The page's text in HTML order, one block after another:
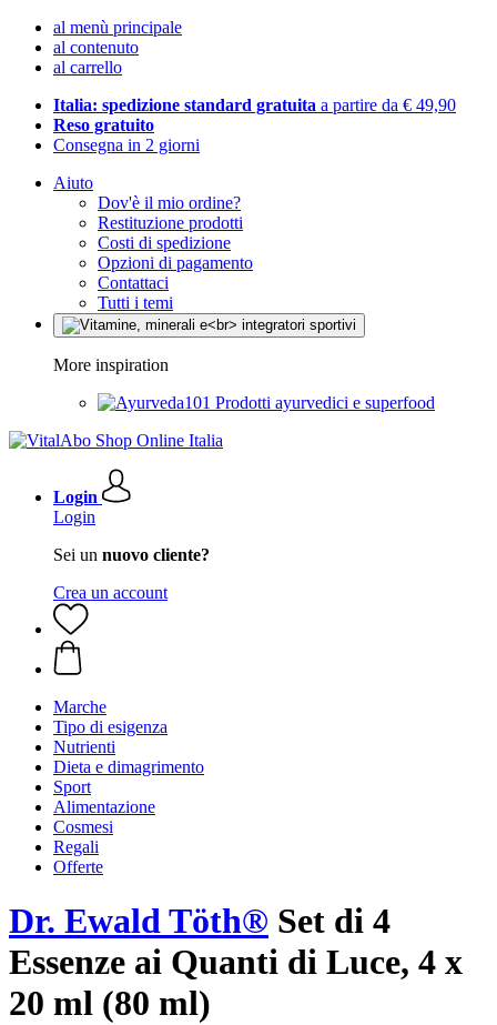
al menù principale
al contenuto
al carrello
Italia: spedizione standard gratuita a partire da € 49,90
Reso gratuito
Consegna in 2 giorni
Aiuto
Dov'è il mio ordine?
Restituzione prodotti
Costi di spedizione
Opzioni di pagamento
Contattaci
Tutti i temi
More inspiration
Prodotti ayurvedici e superfood
Login
Login
Sei un nuovo cliente?
Crea un account
Marche
Tipo di esigenza
Nutrienti
Dieta e dimagrimento
Sport
Alimentazione
Cosmesi
Regali
Offerte
Dr. Ewald Töth® Set di 4
Essenze ai Quanti di Luce, 4 x
20 ml (80 ml)